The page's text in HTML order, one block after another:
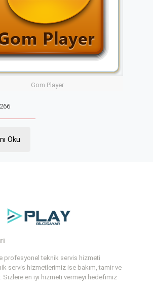
Gom Player
Oku
profesyonel teknik servis hizmeti
servis hizmetlerimiz ise bakım, tamir ve
Sizlere en iyi hizmeti vermeyi hedefimiz